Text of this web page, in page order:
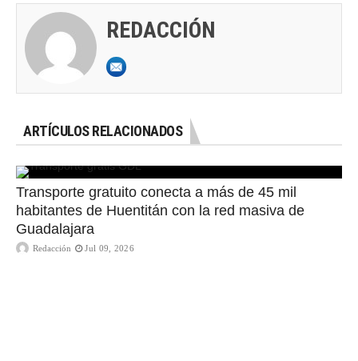
REDACCIÓN
ARTÍCULOS RELACIONADOS
Transporte gratuito conecta a más de 45 mil
habitantes de Huentitán con la red masiva de
Guadalajara
Redacción Jul 09, 2026